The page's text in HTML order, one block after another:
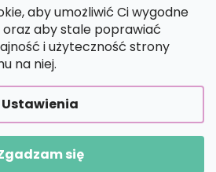
aby umożliwić Ci wygodne
aby stale poprawiać
i użyteczność strony
na niej.
Ustawienia
się
. Wszystkie prawa zastrzeżone.